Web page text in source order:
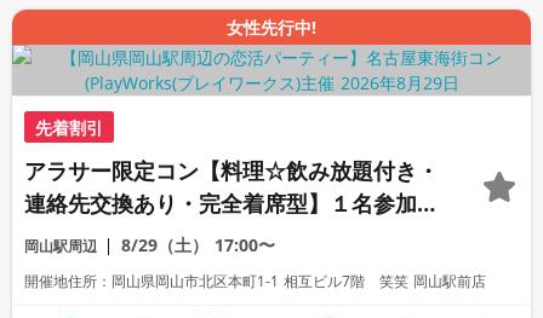
女性先行中!
先着割引
アラサー限定コン【料理☆飲み放題付き・
連絡先交換あり・完全着席型】１名参加多
数・初参加も大歓迎☆プレイワークス主催
☆
岡山駅周辺 8/29（土） 17:00〜
開催地住所：岡山県岡山市北区本町1-1 相互ビル7階 笑笑 岡山駅前店